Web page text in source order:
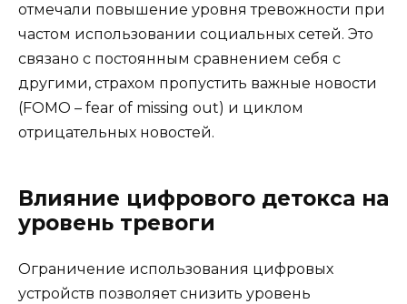
отмечали повышение уровня тревожности при
частом использовании социальных сетей. Это
связано с постоянным сравнением себя с
другими, страхом пропустить важные новости
(FOMO – fear of missing out) и циклом
отрицательных новостей.
Влияние цифрового детокса на
уровень тревоги
Ограничение использования цифровых
устройств позволяет снизить уровень